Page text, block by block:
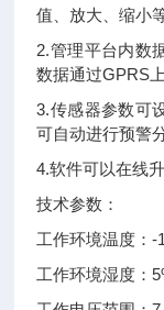
值、放大、缩小等
2.管理平台内数
数据通过GPRS
3.传感器参数可
可自动进行预警
4.软件可以在线升
技术参数：
工作环境温度：
工作环境湿度：